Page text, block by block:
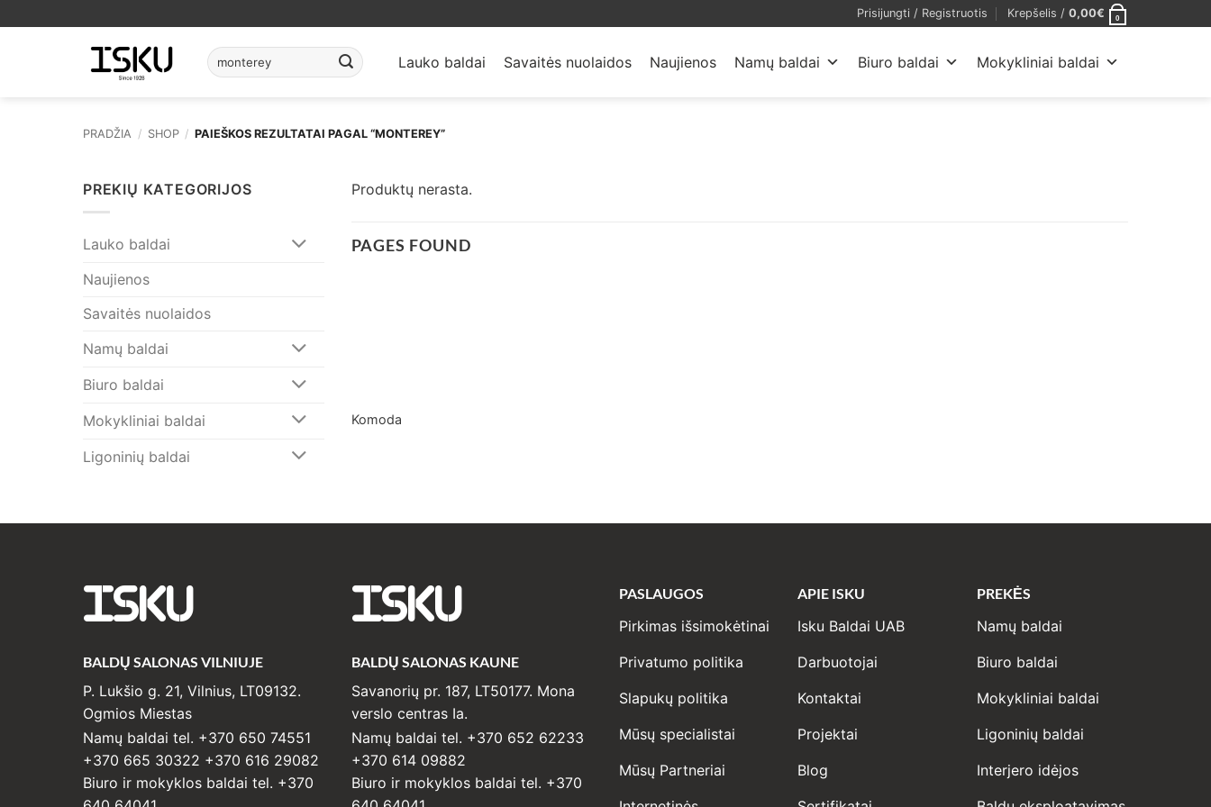
to
Prisijungti / Registruotis Krepšelis / 0,00€ 0
Ieškoti: Lauko baldai Savaitės nuolaidos Naujienos Namų baldai Biuro baldai Mokykliniai baldai
PRADŽIA / SHOP / PAIEŠKOS REZULTATAI PAGAL “MONTEREY”
PREKIŲ KATEGORIJOS
Lauko baldai
Naujienos
Savaitės nuolaidos
Namų baldai
Biuro baldai
Mokykliniai baldai
Ligoninių baldai
Produktų nerasta.
PAGES FOUND
Komoda
ISKU
BALDŲ SALONAS VILNIUJE
P. Lukšio g. 21, Vilnius, LT09132.
Ogmios Miestas
Namų baldai tel. +370 650 74551
+370 665 30322 +370 616 29082
Biuro ir mokyklos baldai tel. +370
ISKU
BALDŲ SALONAS KAUNE
Savanorių pr. 187, LT50177. Mona
verslo centras Ia.
Namų baldai tel. +370 652 62233
+370 614 09882
Biuro ir mokyklos baldai tel. +370
PASLAUGOS
Pirkimas išsimokėtinai
Privatumo politika
Slapukų politika
Mūsų specialistai
Mūsų Partneriai
APIE ISKU
Isku Baldai UAB
Darbuotojai
Kontaktai
Projektai
Blog
PREKĖS
Namų baldai
Biuro baldai
Mokykliniai baldai
Ligoninių baldai
Interjero idėjos